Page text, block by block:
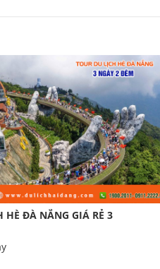
HÈ ĐÀ NẴNG GIÁ RẺ 3